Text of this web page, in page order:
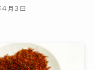
月3日